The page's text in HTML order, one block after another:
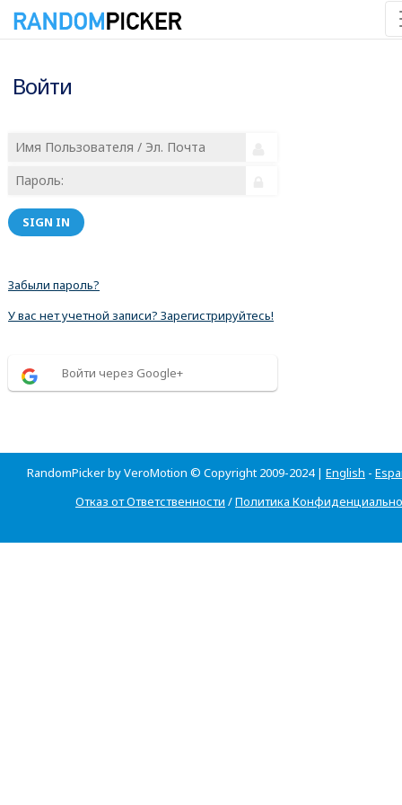
Войти
SIGN IN
Забыли пароль?
У вас нет учетной записи? Зарегистрируйтесь!
Войти через Google+
RandomPicker by VeroMotion © Copyright 2009-2024 | English -
Отказ от Ответственности /Политика